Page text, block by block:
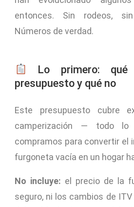
entonces. Sin rodeos,
Números de verdad.
Lo primero: qué
presupuesto y qué no
Este presupuesto cubre
camperización — todo
compramos para convertir el
furgoneta vacía en un hogar
No incluye: el precio de la
seguro, ni los cambios de